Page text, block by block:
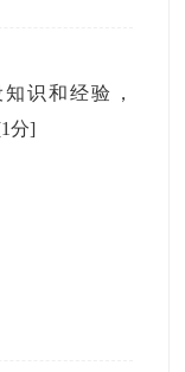
识和经验，
分]